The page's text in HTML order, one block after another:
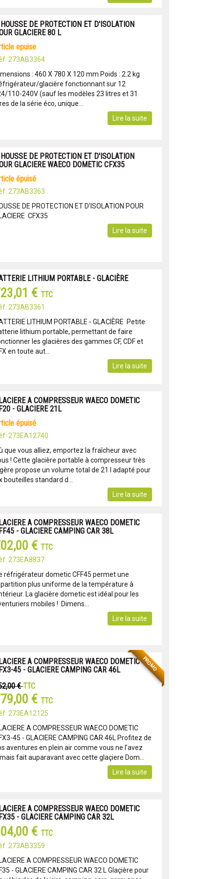
DE PROTECTION ET D'ISOLATION
GLACIERE 80 L
epuise
273AB3364
: 460 X 780 X 120 mm Poids : 2.2 kg
glacière fonctionnant sur 12
110-240V (sauf les modèles 23 litres et 31
de la série éco, unique...
Lire la suite
DE PROTECTION ET D'ISOLATION
GLACIERE WAECO DOMETIC CFX35
épuisé
273AB3363
DE PROTECTION ET D'ISOLATION POUR
CFX35
Lire la suite
LITHIUM PORTABLE - GLACIÈRE
€ TTC
273AB3361
LITHIUM PORTABLE - GLACIÈRE Petite
lithium portable, permettant de faire
les glacières des gammes CF, CDF et
en toute aut...
Lire la suite
A COMPRESSEUR WAECO DOMETIC
- GLACIERE 21L
épuisé
273EA12740
que vous alliez, emportez la fraîcheur avec
! Cette glacière portable à compresseur très
propose un volume total de 21 l adapté pour
bouteilles standard d...
Lire la suite
A COMPRESSEUR WAECO DOMETIC
- GLACIERE CAMPING CAR 38L
€ TTC
273EA8837
réfrigérateur dometic CFF45 permet une
plus uniforme de la température à
La glacière dometic est idéal pour les
mobiles ! Dimens...
Lire la suite
PROMO
A COMPRESSEUR WAECO DOMETIC
45 - GLACIERE CAMPING CAR 46L
€TTC
€ TTC
273EA12125
A COMPRESSEUR WAECO DOMETIC
45 - GLACIERE CAMPING CAR 46L Profitez de
aventures en plein air comme vous ne l’avez
fait auparavant avec cette glaçiere Dom...
Lire la suite
A COMPRESSEUR WAECO DOMETIC
- GLACIERE CAMPING CAR 32L
€ TTC
273AB3359
A COMPRESSEUR WAECO DOMETIC
- GLACIERE CAMPING CAR 32 L Glaçière pour